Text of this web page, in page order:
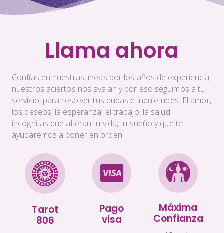
Llama ahora
Confías en nuestras líneas por los años de experiencia;
nuestros aciertos nos avalan y por eso seguimos a tu
servicio, para resolver tus dudas e inquietudes. El amor,
los deseos, la esperanza, el trabajo, la salud…
incógnitas que alteran tu vida, tu sueño y que te
ayudaremos a poner en orden.
Tarot
806
Pago
visa
Máxima
Confianza